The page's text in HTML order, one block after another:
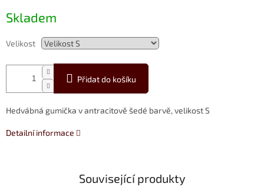
cena:
Skladem
Velikost
Přidat do košíku
Hedvábná gumička v antracitově šedé barvě, velikost S
Detailní informace
Související produkty